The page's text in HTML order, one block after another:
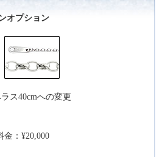
オプション
ス40cmへの変更
金：¥20,000